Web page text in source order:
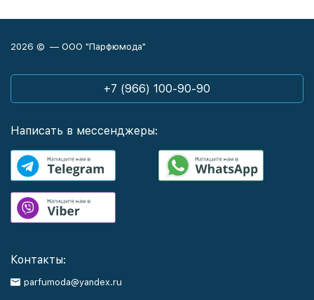
2026 © — ООО "Парфюмода"
+7 (966) 100-90-90
Написать в мессенджеры:
Контакты:
parfumoda@yandex.ru